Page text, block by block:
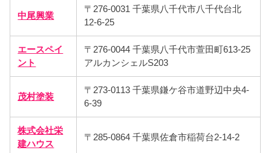
中尾興業
〒276-0031 千葉県八千代市八千代台北
12-6-25
エースペイ
ント
〒276-0044 千葉県八千代市萱田町613-25
アルカンシェルS203
茂村塗装
〒273-0113 千葉県鎌ケ谷市道野辺中央4-
6-39
株式会社栄
建ハウス
〒285-0864 千葉県佐倉市稲荷台2-14-2